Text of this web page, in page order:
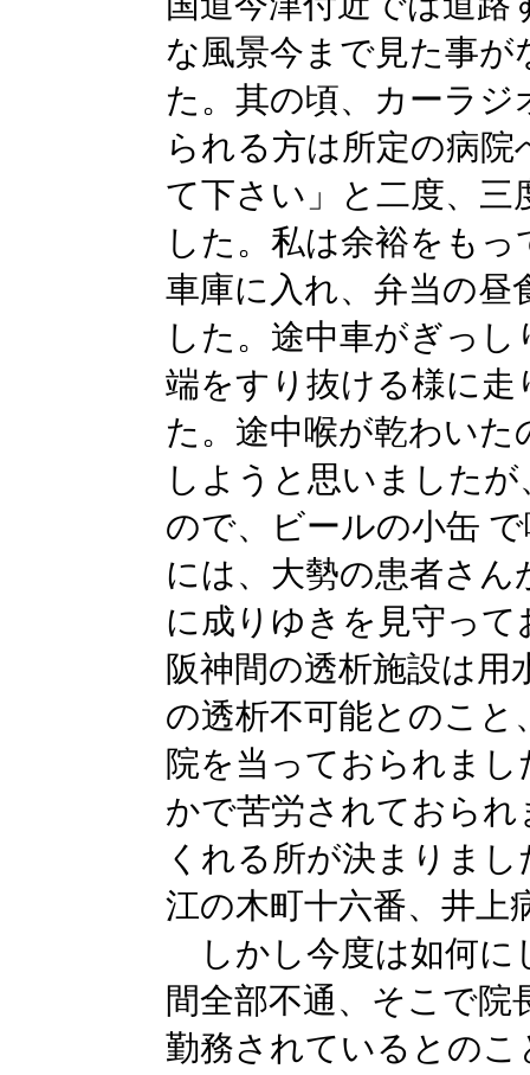
な風景今まで見た事
た。其の頃、カーラ
られる方は所定の病
て下さい」と二度、
した。私は余裕をも
車庫に入れ、弁当の昼
した。途中車がぎっ
端をすり抜ける様に走
た。途中喉が乾わいた
しようと思いました
ので、ビールの小缶
には、大勢の患者さ
に成りゆきを見守っ
阪神間の透析施設は
の透析不可能とのこと
院を当っておられま
かで苦労されておら
くれる所が決まりま
江の木町十六番、井上
しかし今度は如何に
間全部不通、そこで
勤務されているとの